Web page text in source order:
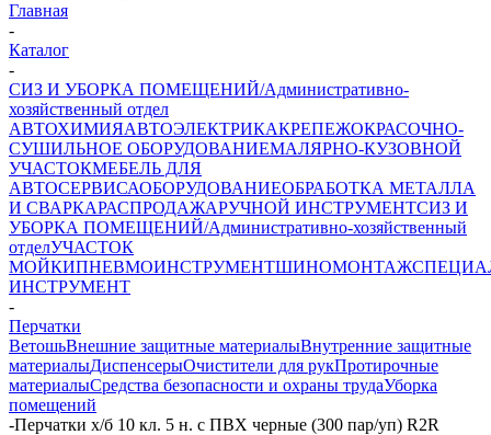
Главная
-
Каталог
-
СИЗ И УБОРКА ПОМЕЩЕНИЙ/Административно-
хозяйственный отдел
АВТОХИМИЯАВТОЭЛЕКТРИКАКРЕПЕЖОКРАСОЧНО-
СУШИЛЬНОЕ ОБОРУДОВАНИЕМАЛЯРНО-КУЗОВНОЙ
УЧАСТОКМЕБЕЛЬ ДЛЯ
АВТОСЕРВИСАОБОРУДОВАНИЕОБРАБОТКА МЕТАЛЛА
И СВАРКАРАСПРОДАЖАРУЧНОЙ ИНСТРУМЕНТСИЗ И
УБОРКА ПОМЕЩЕНИЙ/Административно-хозяйственный
отделУЧАСТОК
МОЙКИПНЕВМОИНСТРУМЕНТШИНОМОНТАЖ
ИНСТРУМЕНТ
-
Перчатки
ВетошьВнешние защитные материалыВнутренние защитные
материалыДиспенсерыОчистители для рукПротирочные
материалыСредства безопасности и охраны трудаУборка
помещений
-Перчатки х/б 10 кл. 5 н. с ПВХ черные (300 пар/уп) R2R